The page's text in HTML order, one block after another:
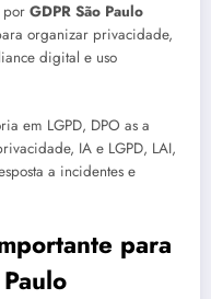
por GDPR São Paulo
organizar privacidade,
digital e uso
em LGPD, DPO as a
IA e LGPD, LAI,
a incidentes e
para